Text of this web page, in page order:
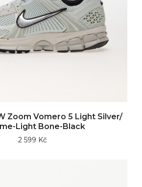
Zoom Vomero 5 Light Silver/
Light Bone-Black
2 599 Kč